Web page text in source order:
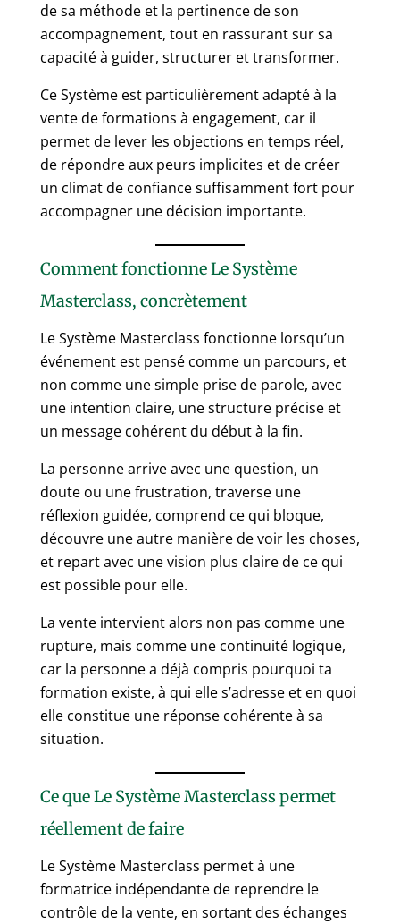
de sa méthode et la pertinence de son
accompagnement, tout en rassurant sur sa
capacité à guider, structurer et transformer.
Ce Système est particulièrement adapté à la
vente de formations à engagement, car il
permet de lever les objections en temps réel,
de répondre aux peurs implicites et de créer
un climat de confiance suffisamment fort pour
accompagner une décision importante.
Comment fonctionne Le Système
Masterclass, concrètement
Le Système Masterclass fonctionne lorsqu’un
événement est pensé comme un parcours, et
non comme une simple prise de parole, avec
une intention claire, une structure précise et
un message cohérent du début à la fin.
La personne arrive avec une question, un
doute ou une frustration, traverse une
réflexion guidée, comprend ce qui bloque,
découvre une autre manière de voir les choses,
et repart avec une vision plus claire de ce qui
est possible pour elle.
La vente intervient alors non pas comme une
rupture, mais comme une continuité logique,
car la personne a déjà compris pourquoi ta
formation existe, à qui elle s’adresse et en quoi
elle constitue une réponse cohérente à sa
situation.
Ce que Le Système Masterclass permet
réellement de faire
Le Système Masterclass permet à une
formatrice indépendante de reprendre le
contrôle de la vente, en sortant des échanges